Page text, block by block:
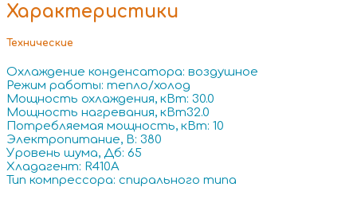
Характеристики
Технические
Охлаждение конденсатора: воздушное
Режим работы: тепло/холод
Мощность охлаждения, кВт: 30.0
Мощность нагревания, кВт32.0
Потребляемая мощность, кВт: 10
Электропитание, В: 380
Уровень шума, Дб: 65
Хладагент: R410A
Тип компрессора: спирального типа